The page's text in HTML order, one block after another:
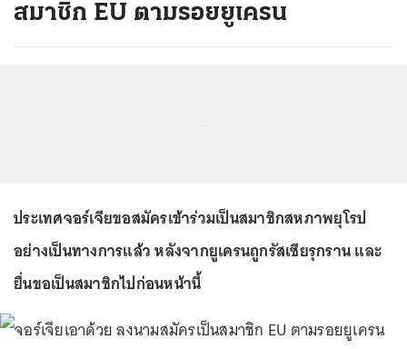
สมาชิก EU ตามรอยยูเครน
ประเทศจอร์เจียขอสมัครเข้าร่วมเป็นสมาชิกสหภาพยุโรป
อย่างเป็นทางการแล้ว หลังจากยูเครนถูกรัสเซียรุกราน และ
ยื่นขอเป็นสมาชิกไปก่อนหน้านี้